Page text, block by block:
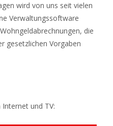
wird von uns seit vielen
Verwaltungssoftware
die
gesetzlichen Vorgaben
und TV: